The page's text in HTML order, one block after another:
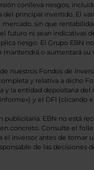
conlleva riesgos,
del principal invertido. El
sin que
futuro ni sean indicativas
riesgo. El Grupo EBN
o aumentará su
nuestros Fondos de
y relativa a dicho
y la entidad depositaria del
y el DFI (clicando
publicitaria. EBN no está
concreto. Consulte el
el inversor antes de tomar
de las decisiones